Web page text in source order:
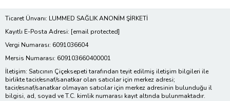
Ticaret Ünvanı: LUMMED SAĞLIK ANONİM ŞİRKETİ
Kayıtlı E-Posta Adresi: [email protected]
Vergi Numarası: 6091036604
Mersis Numarası: 609103660400001
İletişim: Satıcının Çiçeksepeti tarafından teyit edilmiş iletişim bilgileri ile
birlikte tacir/esnaf/sanatkar olan satıcılar için merkez adresi;
tacir/esnaf/sanatkar olmayan satıcılar için merkez adresinin bulunduğu il
bilgisi, ad, soyad ve T.C. kimlik numarası kayıt altında bulunmaktadır.